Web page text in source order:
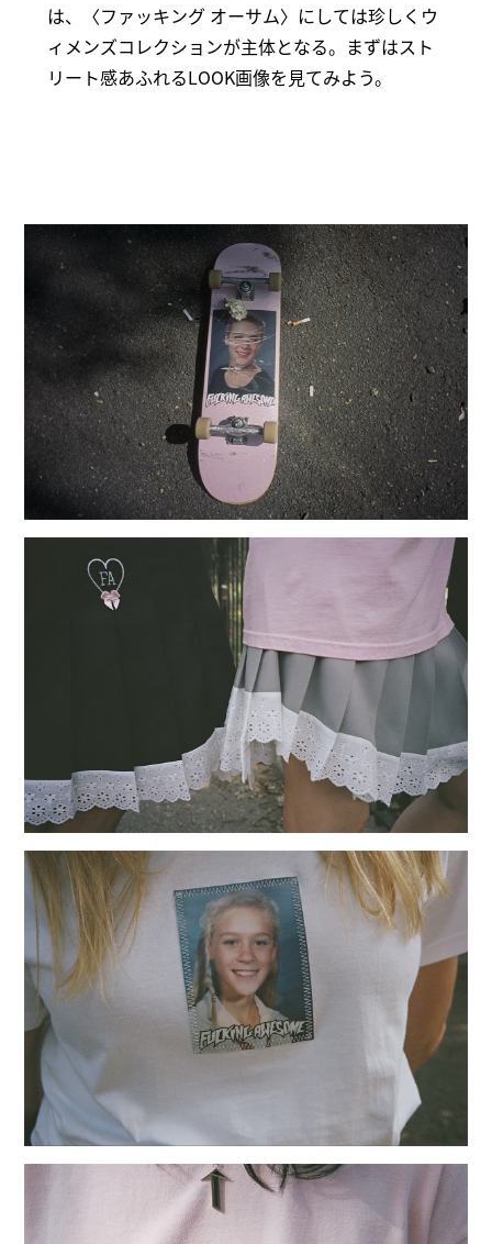
は、〈ファッキング オーサム〉にしては珍しくウ
ィメンズコレクションが主体となる。まずはスト
リート感あふれるLOOK画像を見てみよう。